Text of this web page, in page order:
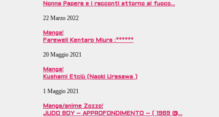
Nonna Papera e i racconti attorno al fuoco…
22 Marzo 2022
Manga!
Farewell Kentaro Miura :°°°°°°
20 Maggio 2021
Manga!
Kushami Etciù (Naoki Urasawa )
1 Maggio 2021
Manga/anime Zozzo!
JUDO BOY – APPROFONDIMENTO – ( 1969 @…